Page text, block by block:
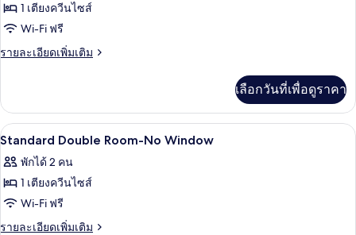
1 เตียงควีนไซส์
Wi-Fi ฟรี
รายละเอียดเพิ่มเติม
ราย
เกี่ยว
กับ
VIP
Non
smoking
เลือกวันที่เพื่อดูราคา
เปิด
ภาพถ่าย
ทั้งหมด
ของ
Standard
ห้องน้ำ | ฝักบัว, เรนชาวเวอร์, ของใช้
1
Standard Double Room-No Window
พักได้ 2 คน
1 เตียงควีนไซส์
Wi-Fi ฟรี
รายละเอียดเพิ่มเติม
ราย